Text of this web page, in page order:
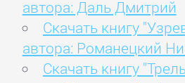
автора: Даль Дмитрий
Скачать книгу
автора: Романецкий
Скачать книгу